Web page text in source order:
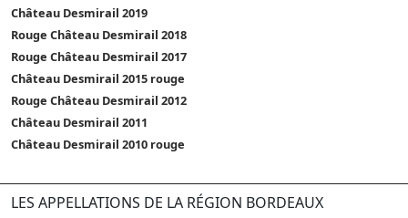
Château Desmirail 2019
Rouge Château Desmirail 2018
Rouge Château Desmirail 2017
Château Desmirail 2015 rouge
Rouge Château Desmirail 2012
Château Desmirail 2011
Château Desmirail 2010 rouge
LES APPELLATIONS DE LA RÉGION BORDEAUX